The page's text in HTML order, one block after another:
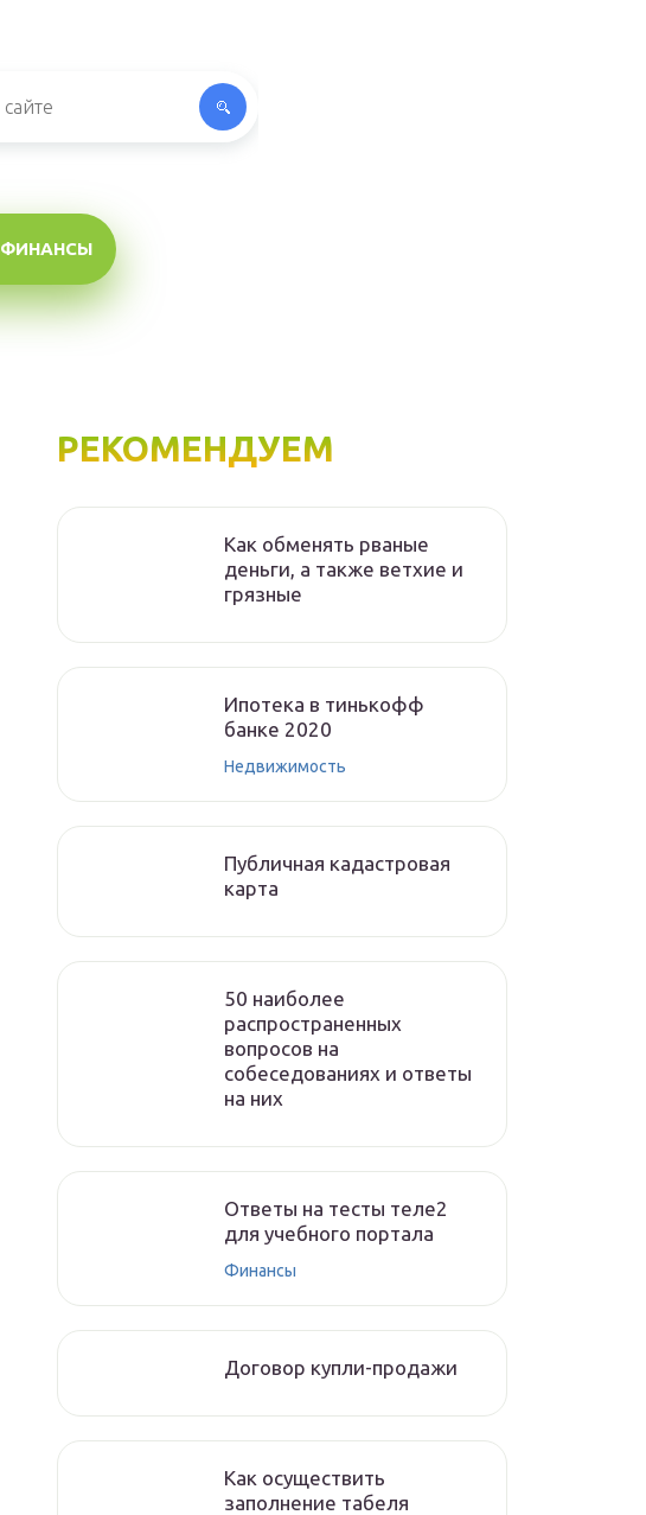
ФИНАНСЫ
РЕКОМЕНДУЕМ
Как обменять рваные
деньги, а также ветхие и
грязные
Ипотека в тинькофф
банке 2020
Недвижимость
Публичная кадастровая
карта
50 наиболее
распространенных
вопросов на
собеседованиях и ответы
на них
Ответы на тесты теле2
для учебного портала
Финансы
Договор купли-продажи
Как осуществить
заполнение табеля